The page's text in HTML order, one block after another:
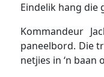
Eindelik hang die
Kommandeur
paneelbord. Die
netjies in ‘n baan